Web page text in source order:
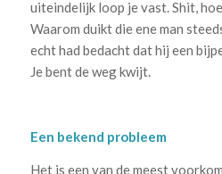
uiteindelijk loop je vast. Shit,
Waarom duikt die ene man
echt had bedacht dat hij een
Je bent de weg kwijt.
Een bekend probleem
Het is een van de meest